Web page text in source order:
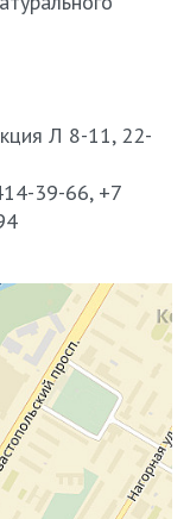
товары?
2 года с
Л 8-11, 22-
39-66, +7